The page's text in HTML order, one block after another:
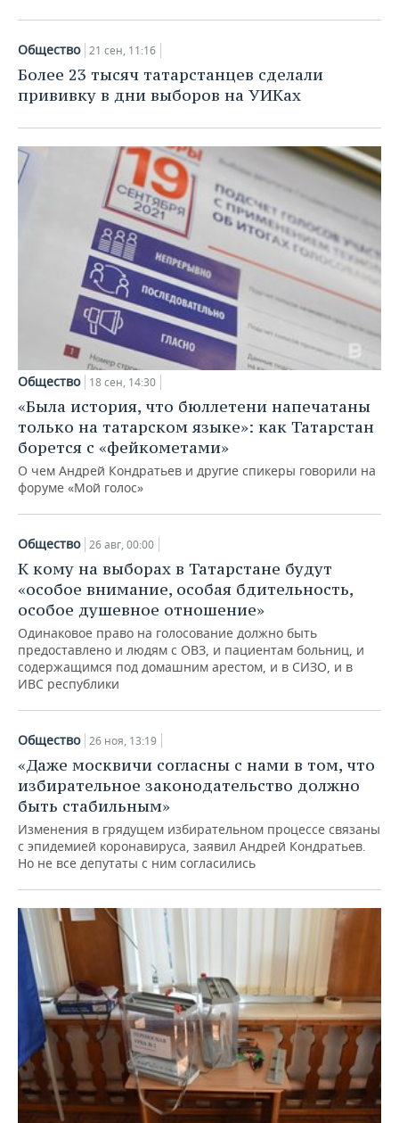
Общество 21 сен, 11:16
Более 23 тысяч татарстанцев сделали
прививку в дни выборов на УИКах
Общество 18 сен, 14:30
«Была история, что бюллетени напечатаны
только на татарском языке»: как Татарстан
борется с «фейкометами»
О чем Андрей Кондратьев и другие спикеры говорили на
форуме «Мой голос»
Общество 26 авг, 00:00
К кому на выборах в Татарстане будут
«особое внимание, особая бдительность,
особое душевное отношение»
Одинаковое право на голосование должно быть
предоставлено и людям с ОВЗ, и пациентам больниц, и
содержащимся под домашним арестом, и в СИЗО, и в
ИВС республики
Общество 26 ноя, 13:19
«Даже москвичи согласны с нами в том, что
избирательное законодательство должно
быть стабильным»
Изменения в грядущем избирательном процессе связаны
с эпидемией коронавируса, заявил Андрей Кондратьев.
Но не все депутаты с ним согласились